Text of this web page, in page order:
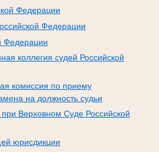
Федерации
Федерации
Федерации
коллегия судей Российской
комиссия по приему
на должность судьи
Верховном Суде Российской
юрисдикции